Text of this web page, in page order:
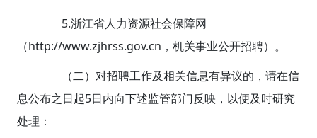
5.浙江省人力资源社会保障网
（http://www.zjhrss.gov.cn，机关事业公开招聘）。
（二）对招聘工作及相关信息有异议的，请在信
息公布之日起5日内向下述监管部门反映，以便及时研究
处理：